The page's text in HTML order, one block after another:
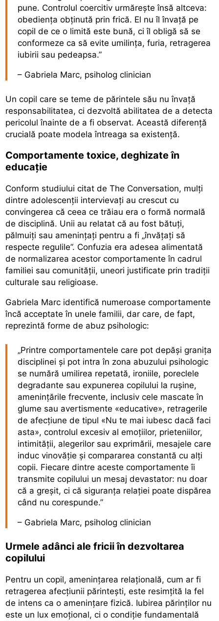
pune. Controlul coercitiv urmărește însă altceva:
obediența obținută prin frică. El nu îl învață pe
copil de ce o limită este bună, ci îl obligă să se
conformeze ca să evite umilința, furia, retragerea
iubirii sau pedeapsa.”
– Gabriela Marc, psiholog clinician
Un copil care se teme de părintele său nu învață
responsabilitatea, ci dezvoltă abilitatea de a detecta
pericolul înainte de a fi observat. Această diferență
crucială poate modela întreaga sa existență.
Comportamente toxice, deghizate în
educație
Conform studiului citat de The Conversation, mulți
dintre adolescenții intervievați au crescut cu
convingerea că ceea ce trăiau era o formă normală
de disciplină. Unii au relatat că au fost bătuți,
pălmuiți sau amenințați pentru a fi „învățați să
respecte regulile”. Confuzia era adesea alimentată
de normalizarea acestor comportamente în cadrul
familiei sau comunității, uneori justificate prin tradiții
culturale sau religioase.
Gabriela Marc identifică numeroase comportamente
încă acceptate în unele familii, dar care, de fapt,
reprezintă forme de abuz psihologic:
„Printre comportamentele care pot depăși granița
disciplinei și pot intra în zona abuzului psihologic
se numără umilirea repetată, ironiile, poreclele
degradante sau expunerea copilului la rușine,
amenințările frecvente, inclusiv cele mascate în
glume sau avertismente «educative», retragerile
de afecțiune de tipul «Nu te mai iubesc dacă faci
asta», controlul excesiv al emoțiilor, prieteniilor,
intimității, alegerilor sau exprimării, mesajele care
induc vinovăție și compararea constantă cu alți
copii. Fiecare dintre aceste comportamente îi
transmite copilului un mesaj devastator: nu doar
că a greșit, ci că siguranța relației poate dispărea
când nu corespunde.”
– Gabriela Marc, psiholog clinician
Urmele adânci ale fricii în dezvoltarea
copilului
Pentru un copil, amenințarea relațională, cum ar fi
retragerea afecțiunii părintești, este resimțită la fel
de intens ca o amenințare fizică. Iubirea părinților nu
este un lux emoțional, ci o condiție fundamentală